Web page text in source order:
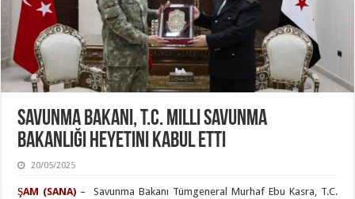
Savunma Bakanı, T.C. Milli Savunma
Bakanlığı Heyetini Kabul Etti
20/05/2025
ŞAM (SANA) –
Savunma Bakanı Tümgeneral Murhaf Ebu Kasra, T.C.